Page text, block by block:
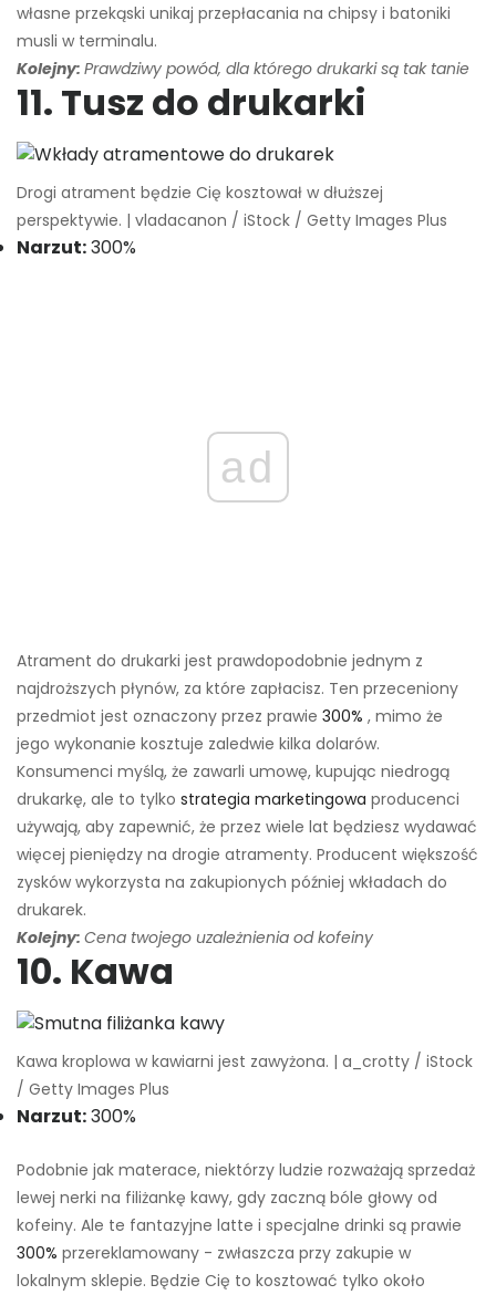
własne przekąski unikaj przepłacania na chipsy i batoniki
musli w terminalu.
Kolejny: Prawdziwy powód, dla którego drukarki są tak tanie
11. Tusz do drukarki
Drogi atrament będzie Cię kosztował w dłuższej
perspektywie. | vladacanon / iStock / Getty Images Plus
Narzut:300%
ad
Atrament do drukarki jest prawdopodobnie jednym z
najdroższych płynów, za które zapłacisz. Ten przeceniony
przedmiot jest oznaczony przez prawie 300% , mimo że
jego wykonanie kosztuje zaledwie kilka dolarów.
Konsumenci myślą, że zawarli umowę, kupując niedrogą
drukarkę, ale to tylko strategia marketingowa producenci
używają, aby zapewnić, że przez wiele lat będziesz wydawać
więcej pieniędzy na drogie atramenty. Producent większość
zysków wykorzysta na zakupionych później wkładach do
drukarek.
Kolejny: Cena twojego uzależnienia od kofeiny
10. Kawa
Kawa kroplowa w kawiarni jest zawyżona. | a_crotty / iStock
/ Getty Images Plus
Narzut:300%
Podobnie jak materace, niektórzy ludzie rozważają sprzedaż
lewej nerki na filiżankę kawy, gdy zaczną bóle głowy od
kofeiny. Ale te fantazyjne latte i specjalne drinki są prawie
300% przereklamowany - zwłaszcza przy zakupie w
lokalnym sklepie. Będzie Cię to kosztować tylko około